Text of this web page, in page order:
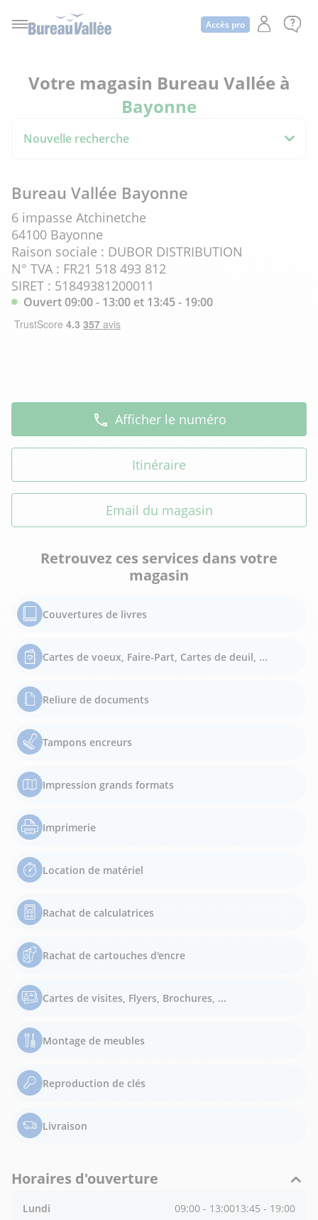
Accès pro
Votre magasin Bureau Vallée à
Bayonne
Nouvelle recherche
Bureau Vallée Bayonne
6 impasse Atchinetche
64100 Bayonne
Raison sociale : DUBOR DISTRIBUTION
N° TVA : FR21 518 493 812
SIRET : 51849381200011
Ouvert 09:00 - 13:00 et 13:45 - 19:00
Afficher le numéro
Itinéraire
Email du magasin
Retrouvez ces services dans votre
magasin
Couvertures de livres
Cartes de voeux, Faire-Part, Cartes de deuil, ...
Reliure de documents
Tampons encreurs
Impression grands formats
Imprimerie
Location de matériel
Rachat de calculatrices
Rachat de cartouches d'encre
Cartes de visites, Flyers, Brochures, ...
Montage de meubles
Reproduction de clés
Livraison
Horaires d'ouverture
Lundi 09:00 - 13:0013:45 - 19:00